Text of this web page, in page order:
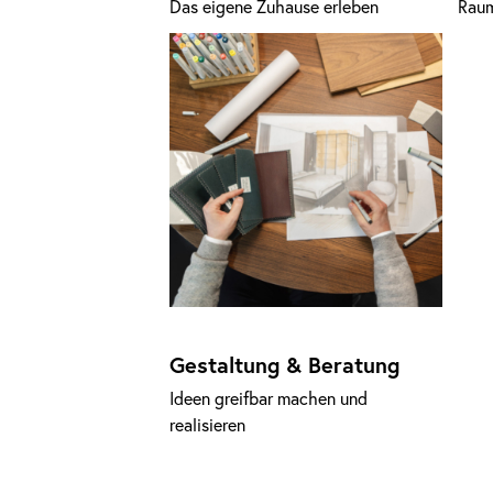
Das eigene Zuhause erleben
Gestaltung & Beratung
Ideen greifbar machen und
realisieren